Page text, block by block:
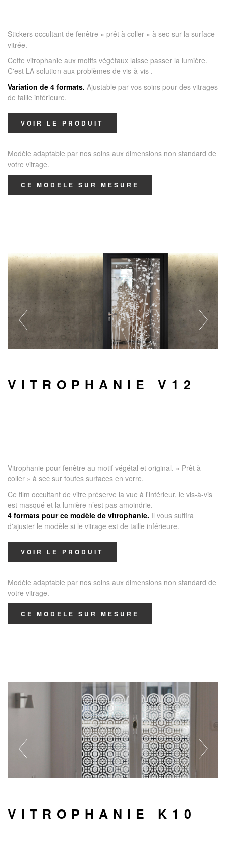
Stickers occultant de fenêtre « prêt à coller » à sec sur la surface
vitrée.
Cette vitrophanie aux motifs végétaux laisse passer la lumière.
C'est LA solution aux problèmes de vis-à-vis .
Variation de 4 formats. Ajustable par vos soins pour des vitrages
de taille inférieure.
VOIR LE PRODUIT
Modèle adaptable par nos soins aux dimensions non standard de
votre vitrage.
CE MODÈLE SUR MESURE
VITROPHANIE V12
Vitrophanie pour fenêtre au motif végétal et original. « Prêt à
coller » à sec sur toutes surfaces en verre.
Ce film occultant de vitre préserve la vue à l'intérieur, le vis-à-vis
est masqué et la lumière n’est pas amoindrie.
4 formats pour ce modèle de vitrophanie. Il vous suffira
d'ajuster le modèle si le vitrage est de taille inférieure.
VOIR LE PRODUIT
Modèle adaptable par nos soins aux dimensions non standard de
votre vitrage.
CE MODÈLE SUR MESURE
VITROPHANIE K10